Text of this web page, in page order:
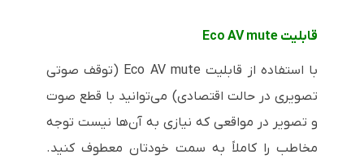
قابلیت Eco AV mute
با استفاده از قابلیت Eco AV mute (توقف صوتی
تصویری در حالت اقتصادی) می‌توانید با قطع صوت
و تصویر در مواقعی که نیازی به آن‌ها نیست توجه
مخاطب را کاملاً به سمت خودتان معطوف کنید.